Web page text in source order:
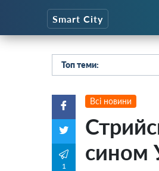
Smart City
Топ теми:
1
Всі новини
сином